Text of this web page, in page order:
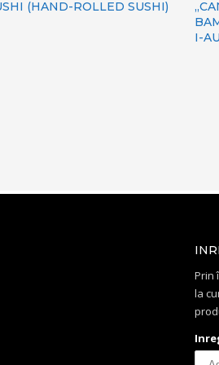
(HAND-ROLLED SUSHI)
I-
Prin
la